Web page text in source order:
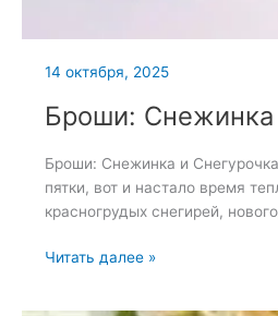
14 октября, 2025
Броши: Снежинка
Броши: Снежинка и
пятки, вот и настало время
красногрудых снегирей,
Броши:
Читать далее »